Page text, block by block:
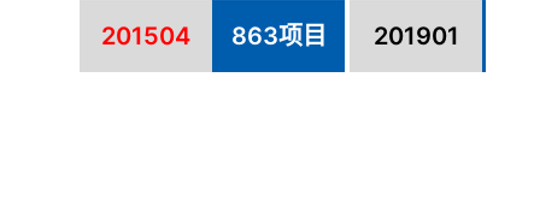
201504 863项目 201901